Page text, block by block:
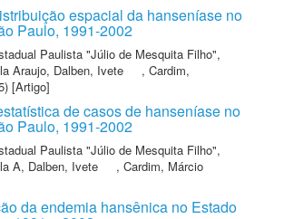
espacial da hanseníase no
Paulo, 1991-2002
Paulista "Júlio de Mesquita Filho",
Araujo, Dalben, Ivete , Cardim,
[Artigo]
de casos de hanseníase no
Paulo, 1991-2002
Paulista "Júlio de Mesquita Filho",
A, Dalben, Ivete , Cardim, Márcio
da endemia hansênica no Estado